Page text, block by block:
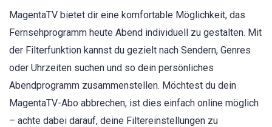
MagentaTV bietet dir eine komfortable Möglichkeit, das
Fernsehprogramm heute Abend individuell zu gestalten. Mit
der Filterfunktion kannst du gezielt nach Sendern, Genres
oder Uhrzeiten suchen und so dein persönliches
Abendprogramm zusammenstellen. Möchtest du dein
MagentaTV-Abo abbrechen, ist dies einfach online möglich
– achte dabei darauf, deine Filtereinstellungen zu